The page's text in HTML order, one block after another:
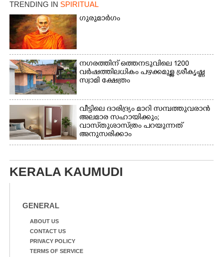
മത്സരത്തിനിടെ സിന്തറ്റിക്
ട്രാക്കിന് കുറുകെ ഓടുന്ന
നായകൾ.
TRENDING IN SPIRITUAL
ഗുരുമാർഗം
നഗരത്തിന് ഒത്തനടുവിലെ 1200
വർഷത്തിലധികം പഴക്കമുള്ള ശ്രീകൃഷ്ണ
സ്വാമി ക്ഷേത്രം
വീട്ടിലെ ദാരിദ്ര്യം മാറി സമ്പത്തുവരാൻ
അലമാര സഹായിക്കും;
വാസ്‌തുശാസ്ത്രം പറയുന്നത്
അനുസരിക്കാം
KERALA KAUMUDI
GENERAL
ABOUT US
CONTACT US
PRIVACY POLICY
TERMS OF SERVICE